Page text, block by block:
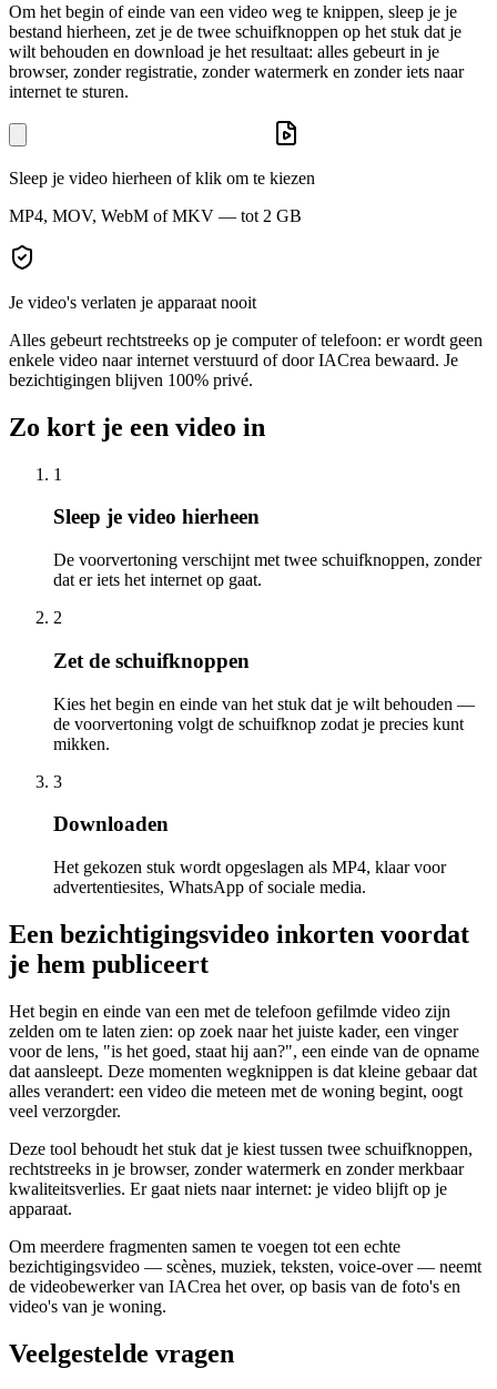
Om het begin of einde van een video weg te knippen, sleep je je
bestand hierheen, zet je de twee schuifknoppen op het stuk dat je
wilt behouden en download je het resultaat: alles gebeurt in je
browser, zonder registratie, zonder watermerk en zonder iets naar
internet te sturen.
Sleep je video hierheen of klik om te kiezen
MP4, MOV, WebM of MKV — tot 2 GB
Je video's verlaten je apparaat nooit
Alles gebeurt rechtstreeks op je computer of telefoon: er wordt geen
enkele video naar internet verstuurd of door IACrea bewaard. Je
bezichtigingen blijven 100% privé.
Zo kort je een video in
1
Sleep je video hierheen
De voorvertoning verschijnt met twee schuifknoppen, zonder
dat er iets het internet op gaat.
2
Zet de schuifknoppen
Kies het begin en einde van het stuk dat je wilt behouden —
de voorvertoning volgt de schuifknop zodat je precies kunt
mikken.
3
Downloaden
Het gekozen stuk wordt opgeslagen als MP4, klaar voor
advertentiesites, WhatsApp of sociale media.
Een bezichtigingsvideo inkorten voordat
je hem publiceert
Het begin en einde van een met de telefoon gefilmde video zijn
zelden om te laten zien: op zoek naar het juiste kader, een vinger
voor de lens, "is het goed, staat hij aan?", een einde van de opname
dat aansleept. Deze momenten wegknippen is dat kleine gebaar dat
alles verandert: een video die meteen met de woning begint, oogt
veel verzorgder.
Deze tool behoudt het stuk dat je kiest tussen twee schuifknoppen,
rechtstreeks in je browser, zonder watermerk en zonder merkbaar
kwaliteitsverlies. Er gaat niets naar internet: je video blijft op je
apparaat.
Om meerdere fragmenten samen te voegen tot een echte
bezichtigingsvideo — scènes, muziek, teksten, voice-over — neemt
de videobewerker van IACrea het over, op basis van de foto's en
video's van je woning.
Veelgestelde vragen